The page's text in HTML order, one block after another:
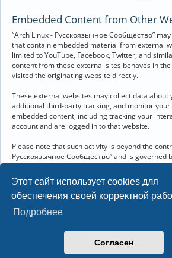
Этот сайт использует cookies для
обеспечения своей корректной
Подробнее
Согласен
Embedded Content from Other
“Arch Linux - Русскоязычное Сообщество”
that contain embedded material from external
limited to YouTube, Facebook, Twitter, and
content from these external sites behaves in
visited the originating website directly.
These external websites may collect data about
additional third-party tracking, and monitor
embedded content, including tracking your
account and are logged in to that website.
Please note that such activity is beyond the
Русскоязычное Сообщество” and is governed
and terms of service of the respective external
you to review the privacy and cookie policies of
you interact with through embedded content.
Linux 6.18.40-1-lts x86_64 GNU/Linux 2026-07-
Название и логотип Arch Linux ™ являются
Linux ® — зарегистрированная торговая